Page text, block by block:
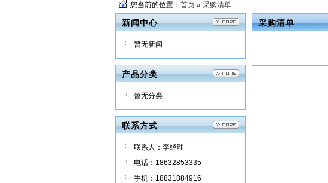
您当前的位置： 首页 » 采购清单
新闻中心
暂无新闻
产品分类
暂无分类
联系方式
联系人：李经理
电话：18632853335
手机：18831884916
采购清单